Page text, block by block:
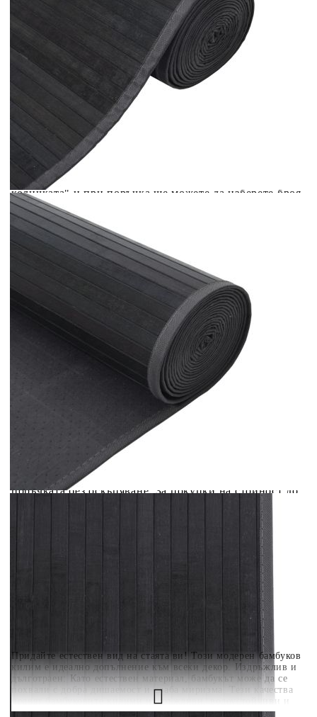
Придайте естествен вид на стаята ви! Този модерен бамбуков
килим е идеално допълнение към всеки декор. Издръжлив и
дълготраен: Като естествен материал, бамбукът може да се
похвали с добра дишаемост и слаба миризма. Тези качества
правят бамбуковите килими издръжливи, водоустойчиви и
дълготрайни.Противоплъзгаща основа: Този килим може да
€37.00
Extraction of information from credit institutions
Предоставената таблица е с информационна цел.
Добавете продукта в количката си с бутона "Добави в
количката" и при поръчка ще можете да изберете броя
вноски на кредита.
Acest tabel are caracter informativ. Adăugați produsul în
coșul de cumpărături unde veți putea selecta detaliile
cererii de creditare.
Предоставената таблица е с информационна цел.
Добавете продукта в количката си с бутона "Добави в
количката" и при поръчка ще можете да изберете броя
вноски на кредита.
Предоставената таблица е с информационна цел.
Добавете продукта в количката си с бутона "Добави в
количката" и при поръчка ще можете да изберете броя
вноски на кредита.
Предоставената таблица е с информационна цел.
Добавете продукта в количката си с бутона "Добави в
количката" и при поръчка ще можете да изберете броя
вноски на кредита.
Предоставената таблица е с информационна цел.
Добавете продукта в количката си с бутона "Добави в
количката" и при поръчка ще можете да изберете броя
Когато плащате с NewPay, всъщност NewPay плаща
поръчката Ви вместо Вас. Вие я получавате и
разполагате с три начина да я платите към тях:
Отложено до 30 дни от момента на изпращане на
поръчката без оскъпяване. За покупки на стойност до
Плащане на 4 вноски. Заплащате 20% от стойността на
поръчката си на момента с карта. Останалата сума се
разделя на 3 равни месечни вноски без оскъпяване. За
Плащане на 6 вноски. Стойността на поръчката се
разпределя в 6 равни месечни вноски с оскъпяване. За
покупки на стойност до 2000 лв. / €1022.61